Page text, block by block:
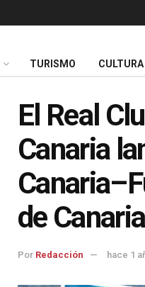
TURISMO CULTURA
El Real
Canaria
de
Por Redacción hace 1